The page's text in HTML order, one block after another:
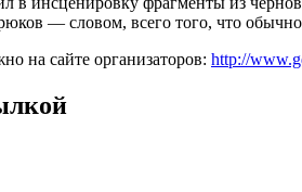
— словом, всего того, что
на сайте организаторов: http://